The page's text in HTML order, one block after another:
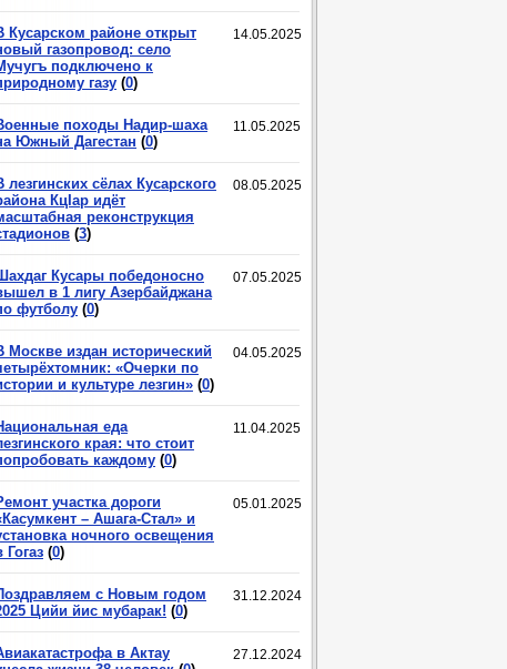
14.05.2025
Кусарском районе открыт
газопровод: село
подключено к
газу (0)
11.05.2025
походы Надир-шаха
Южный Дагестан (0)
08.05.2025
лезгинских сёлах Кусарского
КцIар идёт
реконструкция
(3)
07.05.2025
Кусары победоносно
в 1 лигу Азербайджана
футболу (0)
04.05.2025
Москве издан исторический
«Очерки по
и культуре лезгин» (0)
11.04.2025
еда
края: что стоит
каждому (0)
05.01.2025
участка дороги
– Ашага-Стал» и
ночного освещения
Гогаз (0)
31.12.2024
с Новым годом
Цийи йис мубарак! (0)
27.12.2024
в Актау